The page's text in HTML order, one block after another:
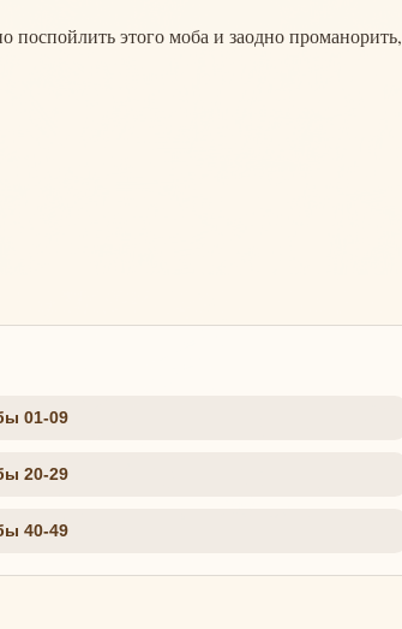
этого моба и заодно проманорить,
01-09
20-29
40-49